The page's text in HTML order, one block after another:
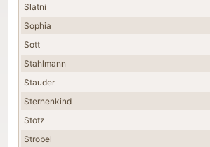
Slatni
Sophia
Sott
Stahlmann
Stauder
Sternenkind
Stotz
Strobel